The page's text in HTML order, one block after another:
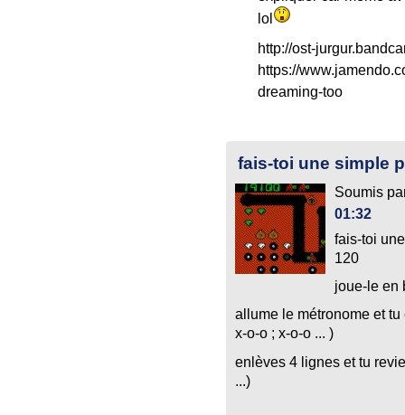
lol
http://ost-
https://
dreaming-too
fais-toi une simple
Soumis
01:32
fais-toi
120
joue-le en
allume le métronome et
x-o-o ; x-o-o ... )
enlèves 4 lignes et tu
...)